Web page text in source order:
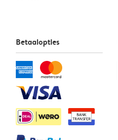
Betaalopties